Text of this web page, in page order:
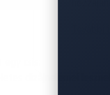
csiszolt drágakő
dizájnelemei